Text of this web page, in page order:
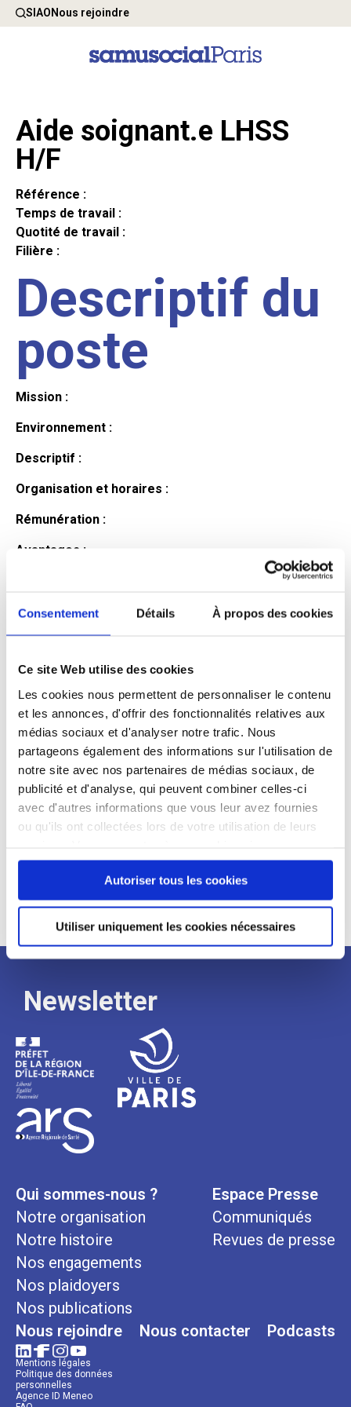
Consentement Détails À propos des cookies
Ce site Web utilise des cookies
Les cookies nous permettent de personnaliser le contenu
et les annonces, d'offrir des fonctionnalités relatives aux
médias sociaux et d'analyser notre trafic. Nous
partageons également des informations sur l'utilisation de
notre site avec nos partenaires de médias sociaux, de
publicité et d'analyse, qui peuvent combiner celles-ci
avec d'autres informations que vous leur avez fournies
ou qu'ils ont collectées lors de votre utilisation de leurs
continuez à utiliser notre site Web.
Autoriser tous les cookies
Utiliser uniquement les cookies nécessaires
SIAONous rejoindre
Aide soignant.e LHSS
H/F
Référence :
Temps de travail :
Quotité de travail :
Filière :
Descriptif du
poste
Mission :
Environnement :
Descriptif :
Organisation et horaires :
Rémunération :
Avantages :
Profil du
candidat
Qualifications et diplômes :
Profil recherché :
Expérience :
Processus
de
recrutement
Newsletter
Qui sommes-nous ?
Notre organisation
Notre histoire
Nos engagements
Nos plaidoyers
Nos publications
Espace Presse
Communiqués
Revues de presse
Nous rejoindre Nous contacter Podcasts
Mentions légales
Politique des données
personnelles
Agence ID Meneo